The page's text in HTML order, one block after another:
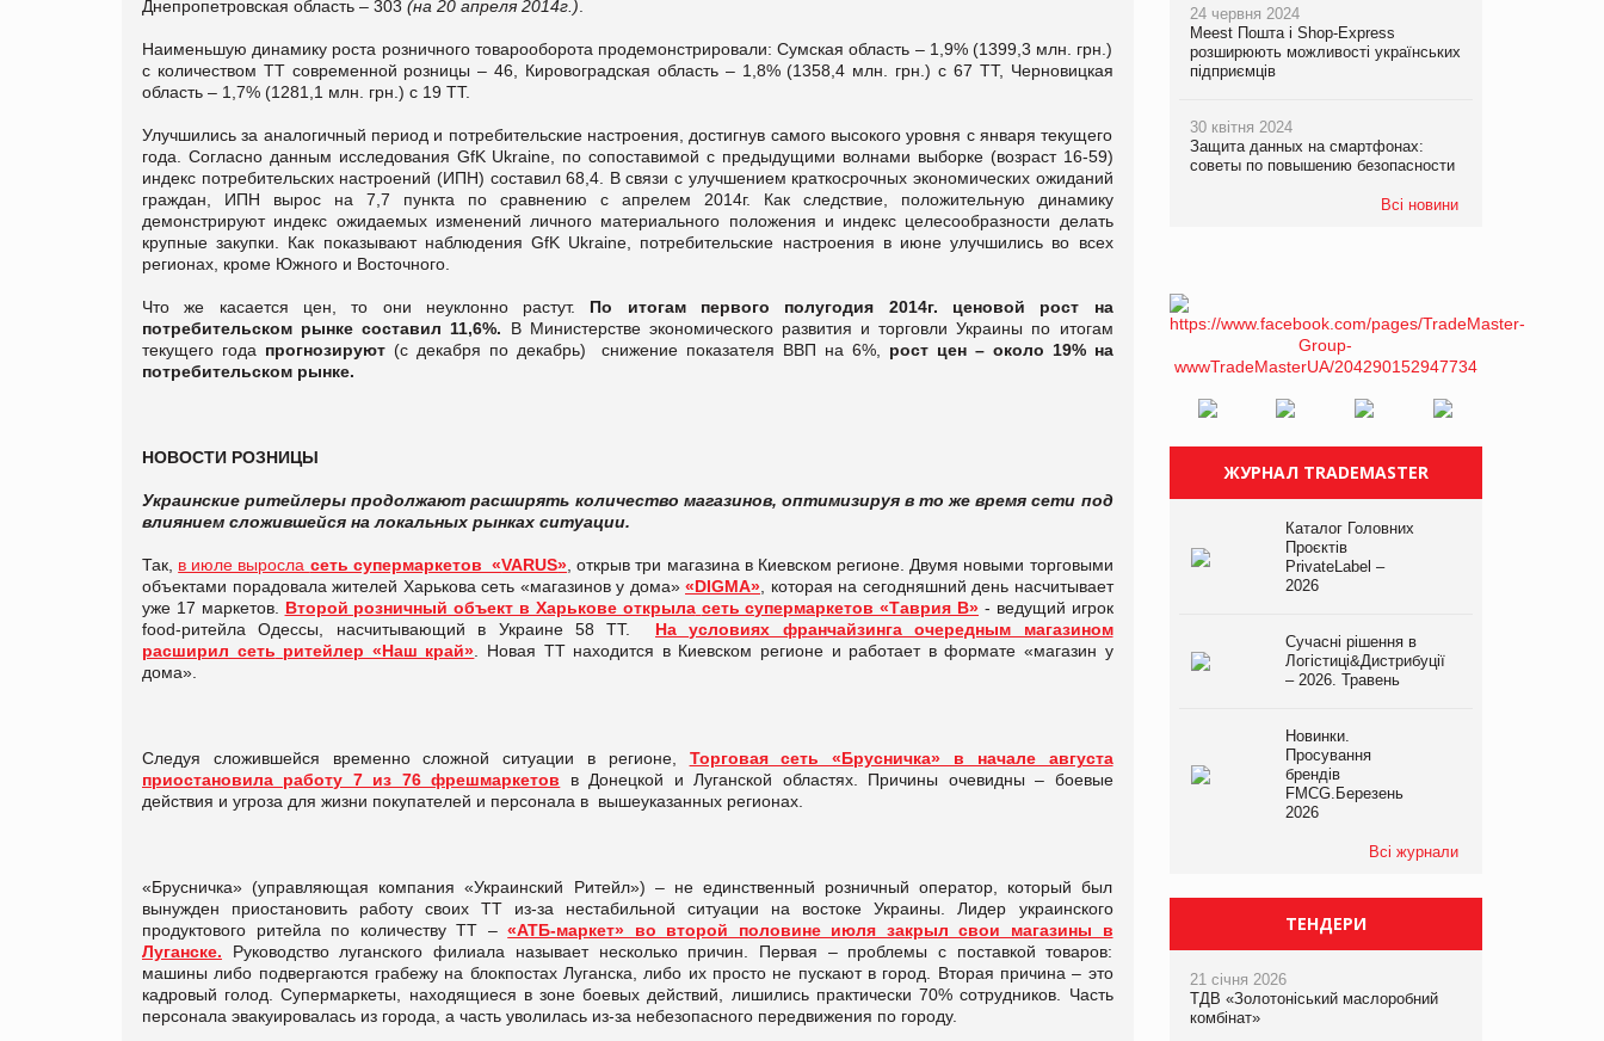
Днепропетровская область – 303 (на 20 апреля 2014г.)
Наименьшую динамику роста розничного товарооборота продемонстрировали: Сумская область – 1,9% (1399,3 млн. грн.)
с количеством ТТ современной розницы – 46, Кировоградская область – 1,8% (1358,4 млн. грн.) с 67 ТТ, Черновицкая
область – 1,7% (1281,1 млн. грн.) с 19 ТТ.
Улучшились за аналогичный период и потребительские настроения, достигнув самого высокого уровня с января текущего
года. Согласно данным исследования GfK Ukraine, по сопоставимой с предыдущими волнами выборке (возраст 16-59)
индекс потребительских настроений (ИПН) составил 68,4. В связи с улучшением краткосрочных экономических ожиданий
граждан, ИПН вырос на 7,7 пункта по сравнению с апрелем 2014г. Как следствие, положительную динамику
демонстрируют индекс ожидаемых изменений личного материального положения и индекс целесообразности делать
крупные закупки. Как показывают наблюдения GfK Ukraine, потребительские настроения в июне улучшились во всех
регионах, кроме Южного и Восточного.
Что же касается цен, то они неуклонно растут. По итогам первого полугодия 2014г. ценовой рост на
потребительском рынке составил 11,6%. В Министерстве экономического развития и торговли Украины по итогам
текущего года прогнозируют (с декабря по декабрь) снижение показателя ВВП на 6%, рост цен – около 19% на
потребительском рынке.
НОВОСТИ РОЗНИЦЫ
Украинские ритейлеры продолжают расширять количество магазинов, оптимизируя в то же время сети под
влиянием сложившейся на локальных рынках ситуации.
Так, в июле выросла сеть супермаркетов «VARUS» , открыв три магазина в Киевском регионе. Двумя новыми торговыми
объектами порадовала жителей Харькова сеть «магазинов у дома» «DIGMA» , которая на сегодняшний день насчитывает
уже 17 маркетов. Второй розничный объект в Харькове открыла сеть супермаркетов «Таврия В» - ведущий игрок
food-ритейла Одессы, насчитывающий в Украине 58 ТТ. На условиях франчайзинга очередным магазином
расширил сеть ритейлер «Наш край» . Новая ТТ находится в Киевском регионе и работает в формате «магазин у
дома».
Следуя сложившейся временно сложной ситуации в регионе, Торговая сеть «Брусничка» в начале августа
приостановила работу 7 из 76 фрешмаркетов в Донецкой и Луганской областях. Причины очевидны – боевые
действия и угроза для жизни покупателей и персонала в вышеуказанных регионах.
«Брусничка» (управляющая компания «Украинский Ритейл») – не единственный розничный оператор, который был
вынужден приостановить работу своих ТТ из-за нестабильной ситуации на востоке Украины. Лидер украинского
продуктового ритейла по количеству ТТ –«АТБ-маркет» во второй половине июля закрыл свои магазины в
Луганске. Руководство луганского филиала называет несколько причин. Первая – проблемы с поставкой товаров:
машины либо подвергаются грабежу на блокпостах Луганска, либо их просто не пускают в город. Вторая причина – это
кадровый голод. Супермаркеты, находящиеся в зоне боевых действий, лишились практически 70% сотрудников. Часть
персонала эвакуировалась из города, а часть уволилась из-за небезопасного передвижения по городу.
24 червня 2024
Meest Пошта і Shop-Express
розширюють можливості українських
підприємців
30 квітня 2024
Защита данных на смартфонах:
советы по повышению безопасности
Всі новини
ЖУРНАЛ TRADEMASTER
Каталог Головних
Проєктів
PrivateLabel –
2026
Сучасні рішення в
Логістиці&Дистрибуції
– 2026. Травень
Новинки.
Просування
брендів
FMCG.Березень
2026
Всі журнали
ТЕНДЕРИ
21 січня 2026
ТДВ «Золотоніський маслоробний
комбінат»